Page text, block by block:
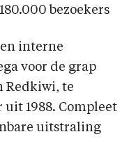
bezoekers
interne
voor de grap
Redkiwi, te
uit 1988. Compleet
uitstraling